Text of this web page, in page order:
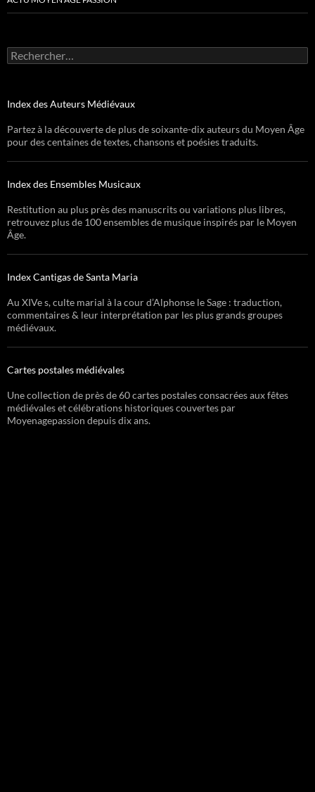
Rechercher :
Index des Auteurs Médiévaux
Partez à la découverte de plus de soixante-dix auteurs du Moyen Âge
pour des centaines de textes, chansons et poésies traduits.
Index des Ensembles Musicaux
Restitution au plus près des manuscrits ou variations plus libres,
retrouvez plus de 100 ensembles de musique inspirés par le Moyen
Âge.
Index Cantigas de Santa Maria
Au XIVe s, culte marial à la cour d’Alphonse le Sage : traduction,
commentaires & leur interprétation par les plus grands groupes
médiévaux.
Cartes postales médiévales
Une collection de près de 60 cartes postales consacrées aux fêtes
médiévales et célébrations historiques couvertes par
Moyenagepassion depuis dix ans.